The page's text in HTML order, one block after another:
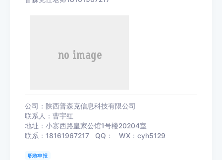
公司：陕西普森克信息科技有限公司
联系人：曹宇红
地址：小寨西路皇家公馆1号楼20204室
联系：18161967217 QQ： WX：cyh5129
职称申报